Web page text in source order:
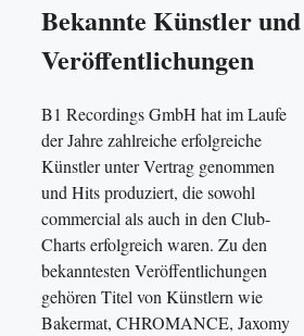
Bekannte Künstler und
Veröffentlichungen
B1 Recordings GmbH hat im Laufe
der Jahre zahlreiche erfolgreiche
Künstler unter Vertrag genommen
und Hits produziert, die sowohl
commercial als auch in den Club-
Charts erfolgreich waren. Zu den
bekanntesten Veröffentlichungen
gehören Titel von Künstlern wie
Bakermat, CHROMANCE, Jaxomy